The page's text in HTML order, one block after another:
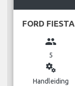
FORD FIESTA
group
5
miscellaneous_services
Handleiding